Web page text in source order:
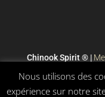
Chinook Spirit ® |
de vente
Nous utilisons des
expérience sur notre